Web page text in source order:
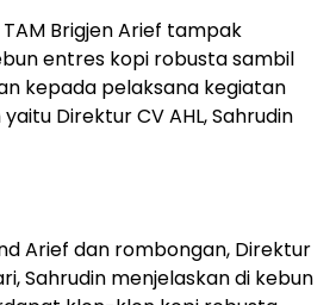
Brigjen Arief tampak
entres kopi robusta sambil
kepada pelaksana kegiatan
Direktur CV AHL, Sahrudin
Arief dan rombongan, Direktur
Sahrudin menjelaskan di kebun